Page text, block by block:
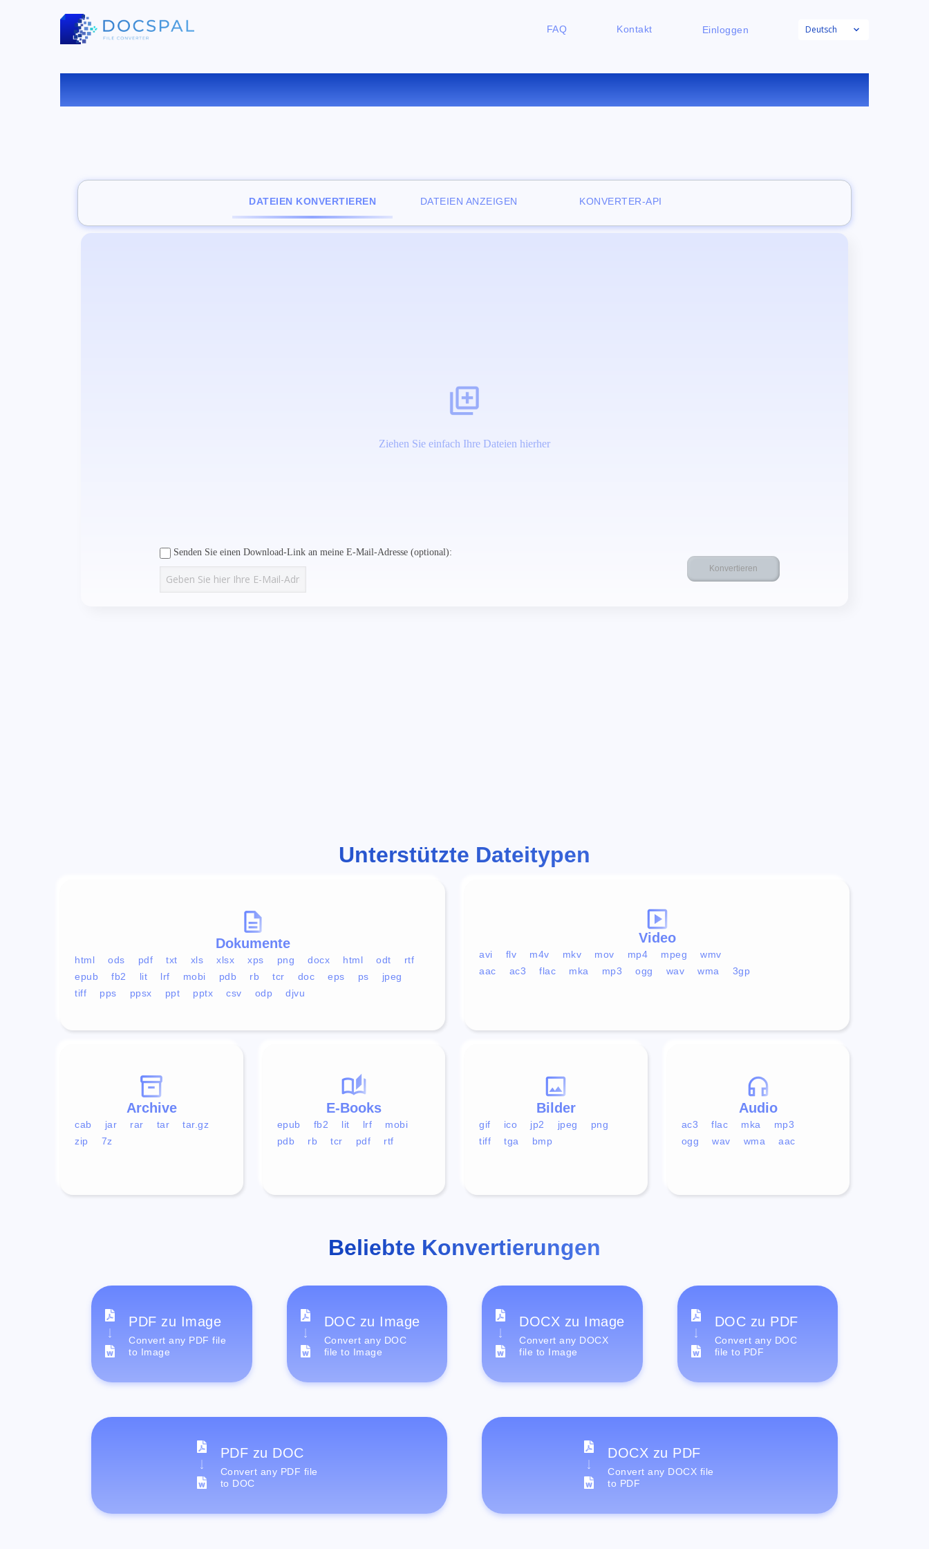
FAQ Kontakt Einloggen Deutsch
KONVERTIEREN SIE ODS ZU CSV ONLINE
DATEIEN KONVERTIEREN DATEIEN ANZEIGEN KONVERTER-API
Ziehen Sie einfach Ihre Dateien hierher
Senden Sie einen Download-Link an meine E-Mail-Adresse (optional):
Unterstützte Dateitypen
Dokumente
html ods pdf txt xls xlsx xps png docx html odt
rtf
epub
fb2 lit lrf mobi pdb rb tcr doc eps ps
jpeg
tiff
pps ppsx ppt pptx csv odp djvu
Video
avi flv m4v mkv mov mp4 mpeg
wmv
aac
ac3 flac mka mp3 ogg wav wma 3gp
Audio
ac3 flac mka
mp3
ogg
wav wma aac
Bilder
gif ico jp2 jpeg
png
tiff
tga bmp
E-Books
epub fb2 lit lrf
mobi
pdb
rb tcr pdf rtf
Archive
cab jar rar tar
tar.gz
zip
7z
Beliebte Konvertierungen
PDF zu Image
Convert any PDF file
to Image
DOC zu Image
Convert any DOC
file to Image
DOCX zu Image
Convert any DOCX
file to Image
DOC zu PDF
Convert any DOC
file to PDF
PDF zu DOC
Convert any PDF file
to DOC
DOCX zu PDF
Convert any DOCX file
to PDF